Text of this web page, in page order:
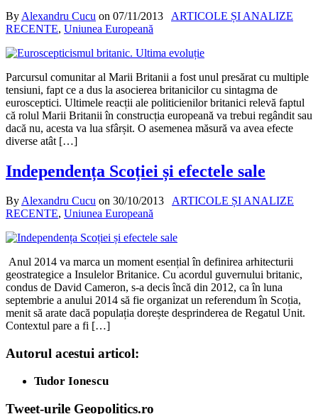
By Alexandru Cucu on 07/11/2013
ARTICOLE ȘI ANALIZE
RECENTE, Uniunea Europeană
Parcursul comunitar al Marii Britanii a fost unul presărat cu multiple
tensiuni, fapt ce a dus la asocierea britanicilor cu sintagma de
eurosceptici. Ultimele reacții ale politicienilor britanici relevă faptul
că rolul Marii Britanii în construcția europeană va trebui regândit sau
dacă nu, acesta va lua sfârșit. O asemenea măsură va avea efecte
diverse atât […]
Independența Scoției și efectele sale
ByAlexandru Cucu on 30/10/2013
ARTICOLE ȘI ANALIZE
RECENTE, Uniunea Europeană
Anul 2014 va marca un moment esențial în definirea arhitecturii
geostrategice a Insulelor Britanice. Cu acordul guvernului britanic,
condus de David Cameron, s-a decis încă din 2012, ca în luna
septembrie a anului 2014 să fie organizat un referendum în Scoția,
menit să arate dacă populația dorește desprinderea de Regatul Unit.
Contextul pare a fi […]
Autorul acestui articol:
Tudor Ionescu
Tweet-urile Geopolitics.ro